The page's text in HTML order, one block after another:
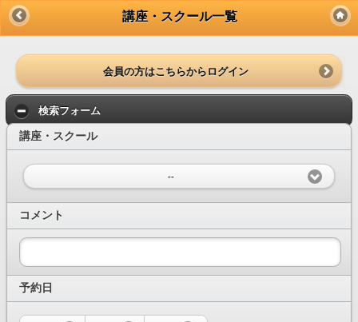
講座・スクール一覧
会員の方はこちらからログイン
検索フォーム
講座・スクール
--
コメント
予約日